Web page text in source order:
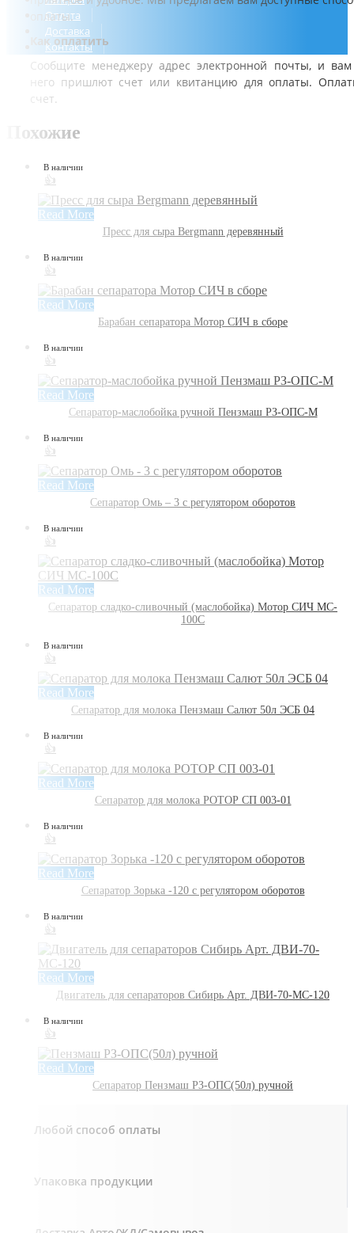
Оплата
Доставка
Контакты
оплаты.
Как оплатить
Сообщите менеджеру адрес электронной почты, и
него пришлют счет или квитанцию для оплаты.
счет.
Похожие
В наличии
👍
Read More
Пресс для сыра Bergmann деревянный
В наличии
👍
Read More
Барабан сепаратора Мотор СИЧ в сборе
В наличии
👍
Read More
Сепаратор-маслобойка ручной Пензмаш РЗ-ОПС-М
В наличии
👍
Read More
Сепаратор Омь – 3 с регулятором оборотов
В наличии
👍
Read More
Сепаратор сладко-сливочный (маслобойка) Мотор СИЧ MC-
100C
В наличии
👍
Read More
Сепаратор для молока Пензмаш Салют 50л ЭСБ 04
В наличии
👍
Read More
Сепаратор для молока РОТОР СП 003-01
В наличии
👍
Read More
Сепаратор Зорька -120 с регулятором оборотов
В наличии
👍
Read More
Двигатель для сепараторов Сибирь Арт. ДВИ-70-МС-120
В наличии
👍
Read More
Сепаратор Пензмаш РЗ-ОПС(50л) ручной
Любой способ оплаты
Упаковка продукции